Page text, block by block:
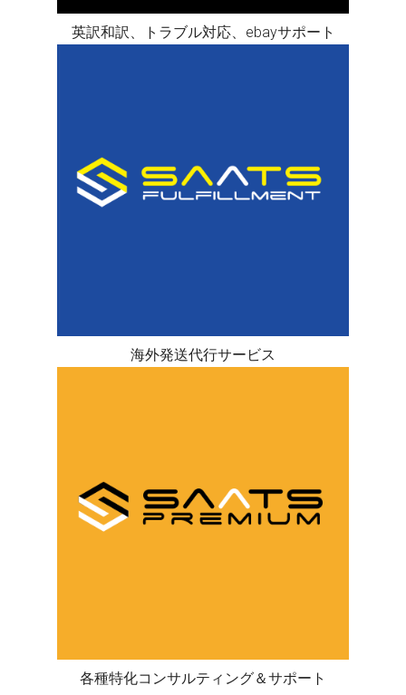
英訳和訳、トラブル対応、ebayサポート
海外発送代行サービス
各種特化コンサルティング＆サポート